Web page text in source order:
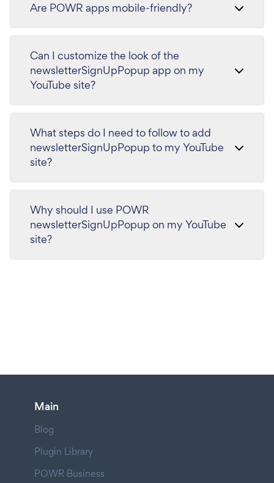
Are POWR apps mobile-friendly?
Can I customize the look of the
newsletterSignUpPopup app on my
YouTube site?
What steps do I need to follow to add
newsletterSignUpPopup to my YouTube
site?
Why should I use POWR
newsletterSignUpPopup on my YouTube
site?
Main
Blog
Plugin Library
POWR Business